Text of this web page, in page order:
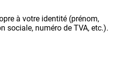
à votre identité (prénom,
sociale, numéro de TVA, etc.).